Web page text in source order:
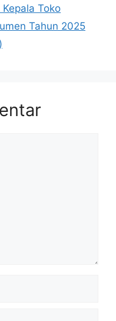
Toko
Tahun 2025